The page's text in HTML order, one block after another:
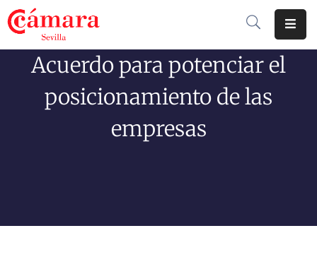
Cámara
Comercio
Acuerdo para potenciar el
posicionamiento de las
empresas